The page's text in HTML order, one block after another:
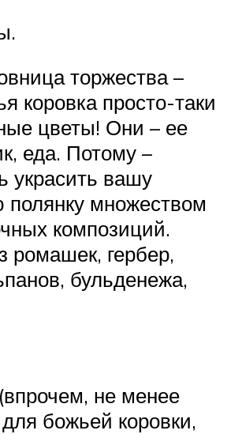
торжества –
коровка просто-таки
цветы! Они – ее
еда. Потому –
украсить вашу
полянку множеством
композиций.
ромашек, гербер,
бульденежа,
не менее
божьей коровки,